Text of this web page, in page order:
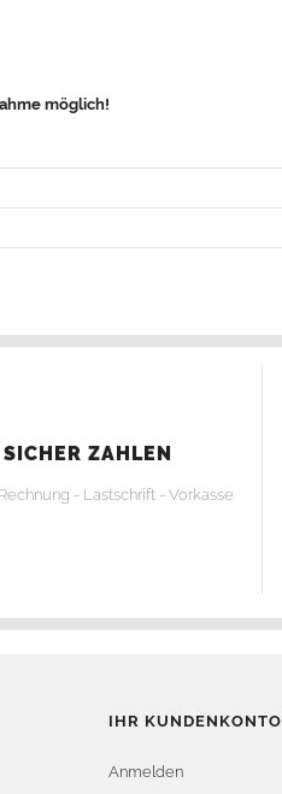
möglich!
ZAHLEN
- Lastschrift - Vorkasse
IHR KUNDENKONTO
Anmelden